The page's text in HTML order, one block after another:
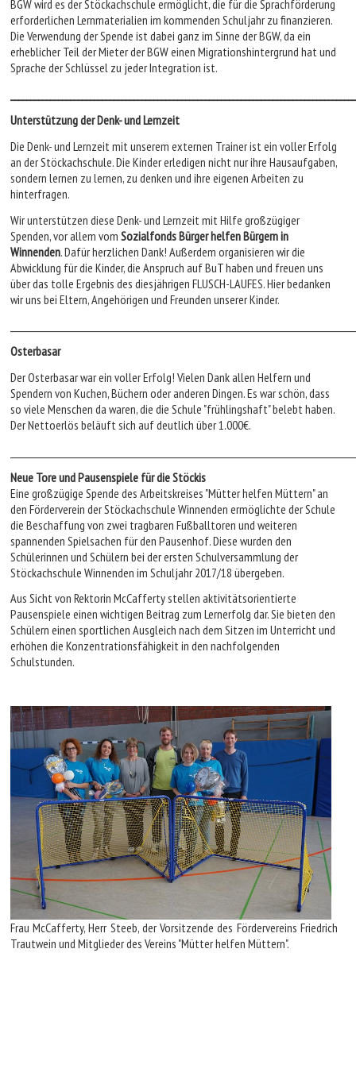
BGW wird es der Stöckachschule ermöglicht, die für die Sprachförderung
erforderlichen Lernmaterialien im kommenden Schuljahr zu finanzieren.
Die Verwendung der Spende ist dabei ganz im Sinne der BGW, da ein
erheblicher Teil der Mieter der BGW einen Migrationshintergrund hat und
Sprache der Schlüssel zu jeder Integration ist.
Unterstützung der Denk- und Lernzeit
Die Denk- und Lernzeit mit unserem externen Trainer ist ein voller Erfolg
an der Stöckachschule. Die Kinder erledigen nicht nur ihre Hausaufgaben,
sondern lernen zu lernen, zu denken und ihre eigenen Arbeiten zu
hinterfragen.
Wir unterstützen diese Denk- und Lernzeit mit Hilfe großzügiger
Spenden, vor allem vom Sozialfonds Bürger helfen Bürgern in
Winnenden. Dafür herzlichen Dank! Außerdem organisieren wir die
Abwicklung für die Kinder, die Anspruch auf BuT haben und freuen uns
über das tolle Ergebnis des diesjährigen FLUSCH-LAUFES. Hier bedanken
wir uns bei Eltern, Angehörigen und Freunden unserer Kinder.
Osterbasar
Der Osterbasar war ein voller Erfolg! Vielen Dank allen Helfern und
Spendern von Kuchen, Büchern oder anderen Dingen. Es war schön, dass
so viele Menschen da waren, die die Schule "frühlingshaft" belebt haben.
Der Nettoerlös beläuft sich auf deutlich über 1.000€.
Neue Tore und Pausenspiele für die Stöckis
Eine großzügige Spende des Arbeitskreises "Mütter helfen Müttern" an
den Förderverein der Stöckachschule Winnenden ermöglichte der Schule
die Beschaffung von zwei tragbaren Fußballtoren und weiteren
spannenden Spielsachen für den Pausenhof. Diese wurden den
Schülerinnen und Schülern bei der ersten Schulversammlung der
Stöckachschule Winnenden im Schuljahr 2017/18 übergeben.
Aus Sicht von Rektorin McCafferty stellen aktivitätsorientierte
Pausenspiele einen wichtigen Beitrag zum Lernerfolg dar. Sie bieten den
Schülern einen sportlichen Ausgleich nach dem Sitzen im Unterricht und
erhöhen die Konzentrationsfähigkeit in den nachfolgenden
Schulstunden.
Frau McCafferty, Herr Steeb, der Vorsitzende des Fördervereins Friedrich
Trautwein und Mitglieder des Vereins "Mütter helfen Müttern".